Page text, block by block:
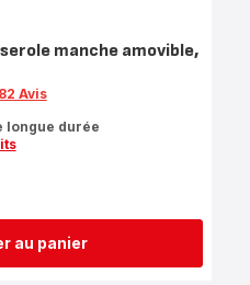
au panier
manche amovible,
Avis
longue durée